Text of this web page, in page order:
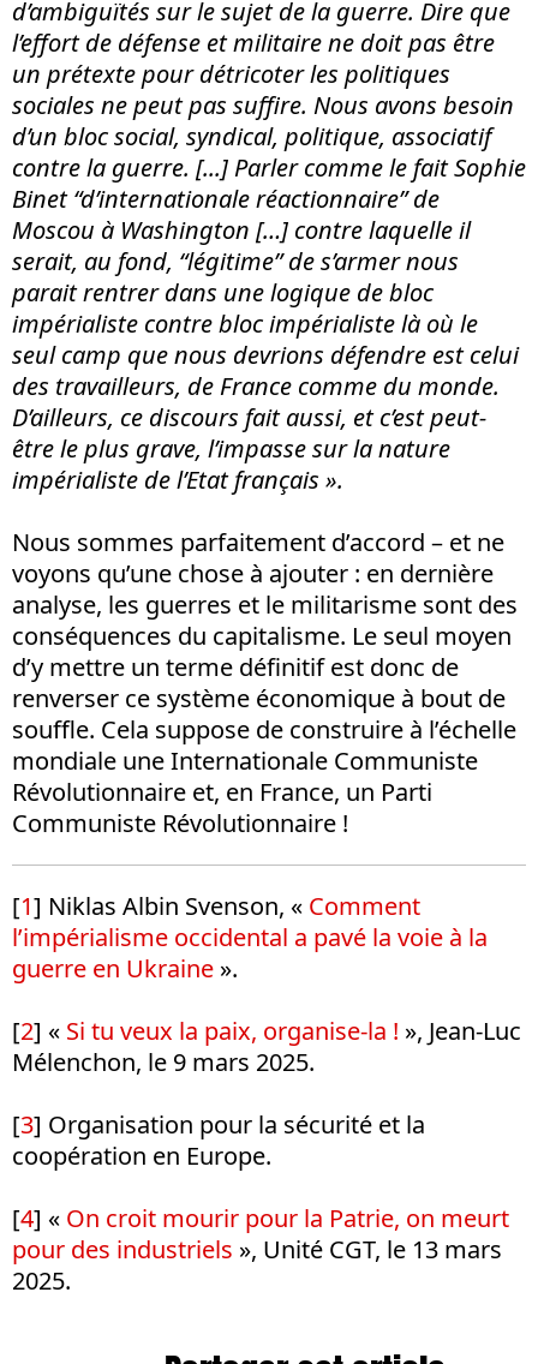
d’ambiguïtés sur le sujet de la guerre. Dire que
l’effort de défense et militaire ne doit pas être
un prétexte pour détricoter les politiques
sociales ne peut pas suffire. Nous avons besoin
d’un bloc social, syndical, politique, associatif
contre la guerre. [...] Parler comme le fait Sophie
Binet “d’internationale réactionnaire” de
Moscou à Washington […] contre laquelle il
serait, au fond, “légitime” de s’armer nous
parait rentrer dans une logique de bloc
impérialiste contre bloc impérialiste là où le
seul camp que nous devrions défendre est celui
des travailleurs, de France comme du monde.
D’ailleurs, ce discours fait aussi, et c’est peut-
être le plus grave, l’impasse sur la nature
impérialiste de l’Etat français ».
Nous sommes parfaitement d’accord – et ne
voyons qu’une chose à ajouter : en dernière
analyse, les guerres et le militarisme sont des
conséquences du capitalisme. Le seul moyen
d’y mettre un terme définitif est donc de
renverser ce système économique à bout de
souffle. Cela suppose de construire à l’échelle
mondiale une Internationale Communiste
Révolutionnaire et, en France, un Parti
Communiste Révolutionnaire !
[1] Niklas Albin Svenson, « Comment
l’impérialisme occidental a pavé la voie à la
guerre en Ukraine ».
[2] « Si tu veux la paix, organise-la ! », Jean-Luc
Mélenchon, le 9 mars 2025.
[3] Organisation pour la sécurité et la
coopération en Europe.
[4] « On croit mourir pour la Patrie, on meurt
pour des industriels », Unité CGT, le 13 mars
2025.